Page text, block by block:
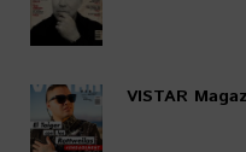
VISTAR